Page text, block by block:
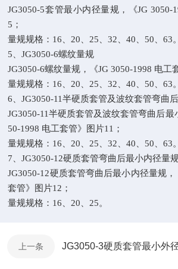
JG3050-5套管最小内径量规，《JG 3050-
5 ；
量规规格： 16 20 25 、32 、40 50 、63。
5 、JG3050-6螺纹量规
JG3050-6螺纹量规，《JG 3050-1998 电工
量规规格： 16 20 25 、32 、40 50 、63。
6 、JG3050-11半硬质套管及波纹套管弯曲
JG3050-11半硬质套管及波纹套管弯曲后最
50-1998 电工套管》图片11 ；
量规规格： 16 20 25 、32 、40 50 、63。
7 、JG3050-12硬质套管弯曲后最小内径量
JG3050-12硬质套管弯曲后最小内径量规，
套管》图片12 ；
量规规格： 16 20 25。
上一条